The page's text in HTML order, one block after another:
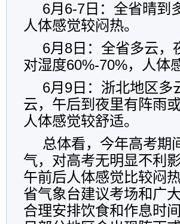
6月6-7日：全省晴到
人体感觉较闷热。
6月8日：全省多云，
对湿度60%-70%，人体
6月9日：浙北地区多
云，午后到夜里有阵雨
人体感觉较舒适。
总体看，今年高考期
气，对高考无明显不利
午前后人体感觉比较闷
省气象台建议考场和广
合理安排饮食和作息时